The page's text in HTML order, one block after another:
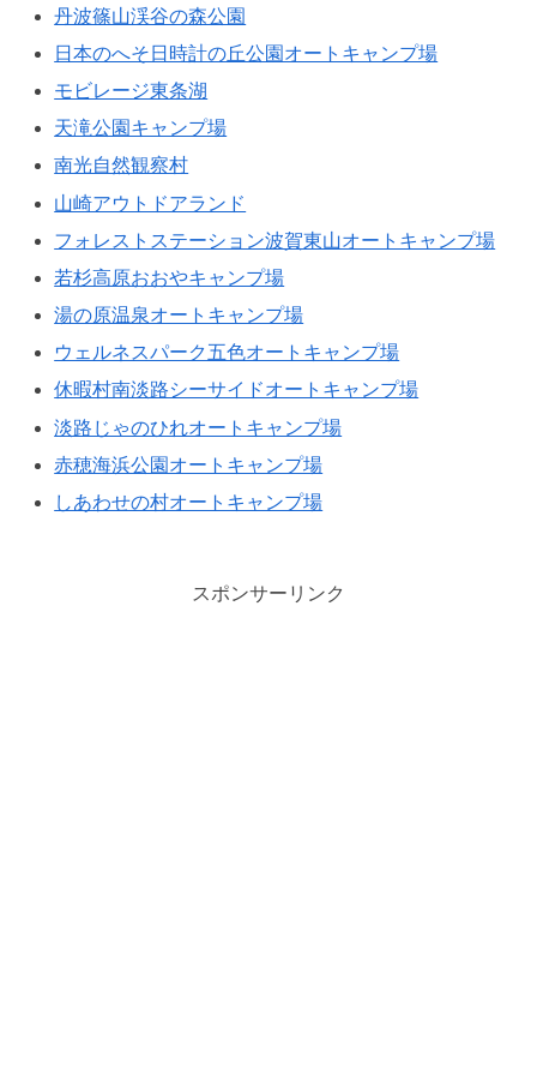
丹波篠山渓谷の森公園
日本のへそ日時計の丘公園オートキャンプ場
モビレージ東条湖
天滝公園キャンプ場
南光自然観察村
山崎アウトドアランド
フォレストステーション波賀東山オートキャンプ場
若杉高原おおやキャンプ場
湯の原温泉オートキャンプ場
ウェルネスパーク五色オートキャンプ場
休暇村南淡路シーサイドオートキャンプ場
淡路じゃのひれオートキャンプ場
赤穂海浜公園オートキャンプ場
しあわせの村オートキャンプ場
スポンサーリンク